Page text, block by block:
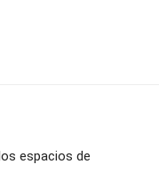
espacios de